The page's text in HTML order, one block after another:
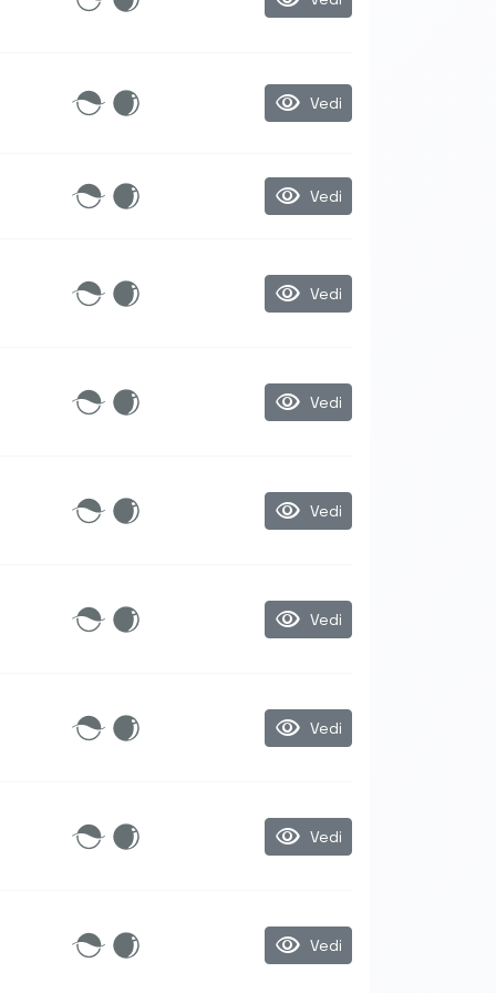
visibility Vedi
visibility Vedi
visibility Vedi
visibility Vedi
visibility Vedi
visibility Vedi
visibility Vedi
visibility Vedi
visibility Vedi